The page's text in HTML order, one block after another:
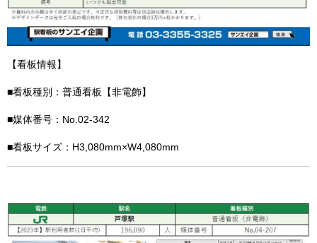
【看板情報】
■看板種別：普通看板【非電飾】
■媒体番号：No.02-342
■看板サイズ：H3,080mm×W4,080mm